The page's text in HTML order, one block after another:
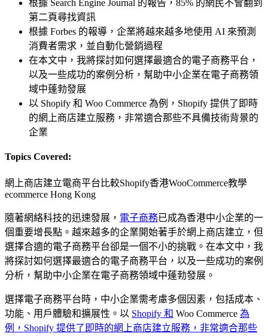
根據 Search Engine Journal 的報告，85% 的網民不會翻到
第二頁尋找資訊
根據 Forbes 的報導，企業將越來越多地使用 AI 來預測
消費者需求，並自動化營銷過程
在本文中，我將探討如何選擇最適合的電子商務平台，
以及一些成功的案例分析，幫助中小企業在電子商務領
域中蓬勃發展
以 Shopify 和 Woo Commerce 為例，Shopify 提供了即時
的網上商店建立服務，非常適合那些不具備技術背景的
企業
Topics Covered:
網上商店建立電商平台比較Shopify香港WooCommerce教學
ecommerce Hong Kong
隨著網絡科技的迅速發展， 電子商務已成為香港中小企業的一
個重要增長點。越來越多的企業開始著手於網上商店建立，但
選擇合適的電子商務平台卻是一個不小的挑戰。在本文中，我
將探討如何選擇最適合的電子商務平台，以及一些成功的案例
分析，幫助中小企業在電子商務領域中蓬勃發展。
選擇電子商務平台時，中小企業需考慮多個因素，包括成本、
功能、用戶體驗和擴展性。以 Shopify 和 Woo Commerce 為
例，Shopify 提供了即時的網上商店建立服務，非常適合那些